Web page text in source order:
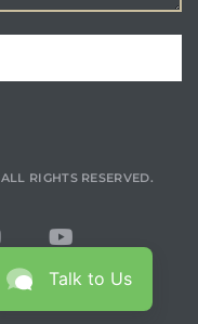
ALL RIGHTS RESERVED.
Talk to Us